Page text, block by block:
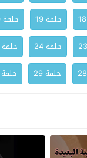
حلقة 19 حلقة 20
حلقة 24 حلقة 25
حلقة 29 حلقة 30